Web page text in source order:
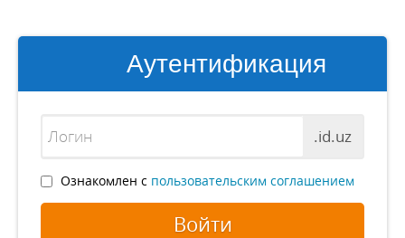
Аутентификация
.id.uz
Ознакомлен с пользовательским соглашением
Войти